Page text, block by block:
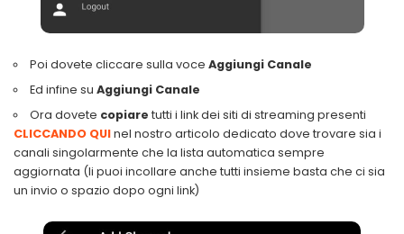
Poi dovete cliccare sulla voce Aggiungi Canale
Ed infine su Aggiungi Canale
Ora dovete copiare tutti i link dei siti di streaming presenti
CLICCANDO QUInel nostro articolo dedicato dove trovare sia i
canali singolarmente che la lista automatica sempre
aggiornata (li puoi incollare anche tutti insieme basta che ci sia
un invio o spazio dopo ogni link)